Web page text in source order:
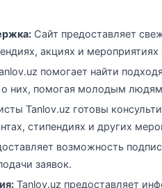
Сайт предоставляет
акциях и
помогает найти
них, помогая молодым
Tanlov.uz готовы
стипендиях и других
возможность
заявок.
Tanlov.uz предоставляет